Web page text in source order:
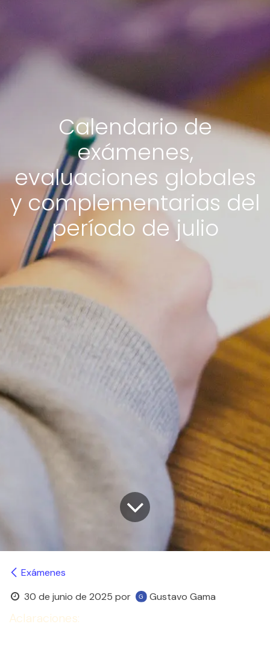
Calendario de
exámenes,
evaluaciones globales
y complementarias del
período de julio
Exámenes
30 de junio de 2025 por Gustavo Gama
Aclaraciones: